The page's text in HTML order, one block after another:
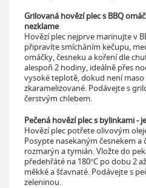
Grilovaná hovězí plec s BBQ
nezklame
Hovězí plec nejprve marinujte v
připravíte smícháním kečupu,
omáčky, česneku a koření dle
alespoň 2 hodiny, ideálně přes
vysoké teplotě, dokud není maso
zkaramelizované. Podávejte s
čerstvým chlebem.
Pečená hovězí plec s bylinkami -
Hovězí plec potřete olivovým
Posypte nasekaným česnekem
rozmarýn a tymián. Vložte do
předehřáté na 180°C po dobu 2
měkké a šťavnaté. Podávejte s
zeleninou.